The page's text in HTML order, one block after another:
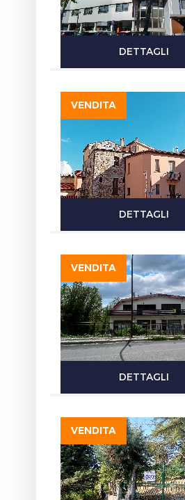
DETTAGLI
VENDITA
DETTAGLI
VENDITA
DETTAGLI
VENDITA